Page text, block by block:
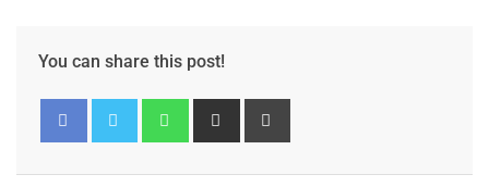
You can share this post!